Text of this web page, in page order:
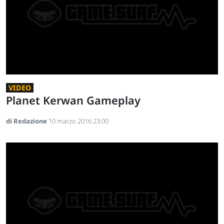
VIDEO
Planet Kerwan Gameplay
di Redazione 10 marzo 2016 23:00